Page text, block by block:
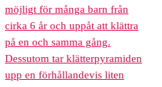
möjligt för många barn från
cirka 6 år och uppåt att klättra
på en och samma gång.
Dessutom tar klätterpyramiden
upp en förhållandevis liten